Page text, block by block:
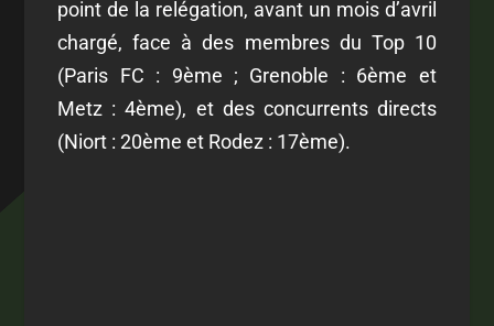
point de la relégation, avant un mois d’avril
chargé, face à des membres du Top 10
(Paris FC : 9ème ; Grenoble : 6ème et
Metz : 4ème), et des concurrents directs
(Niort : 20ème et Rodez : 17ème).